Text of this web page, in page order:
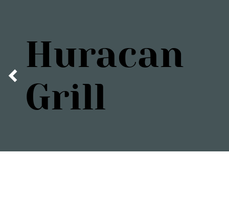
Huracan
Grill